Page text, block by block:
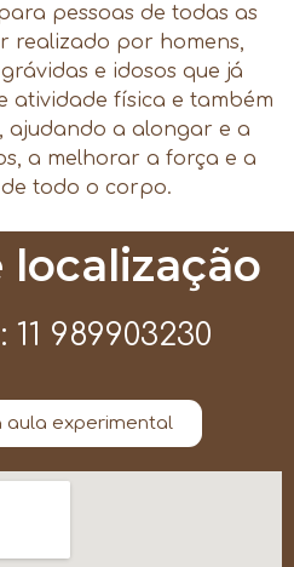
pessoas de todas as
realizado por homens,
e idosos que já
atividade física e também
ajudando a alongar e a
a melhorar a força e a
todo o corpo.
localização
989903230
aula experimental